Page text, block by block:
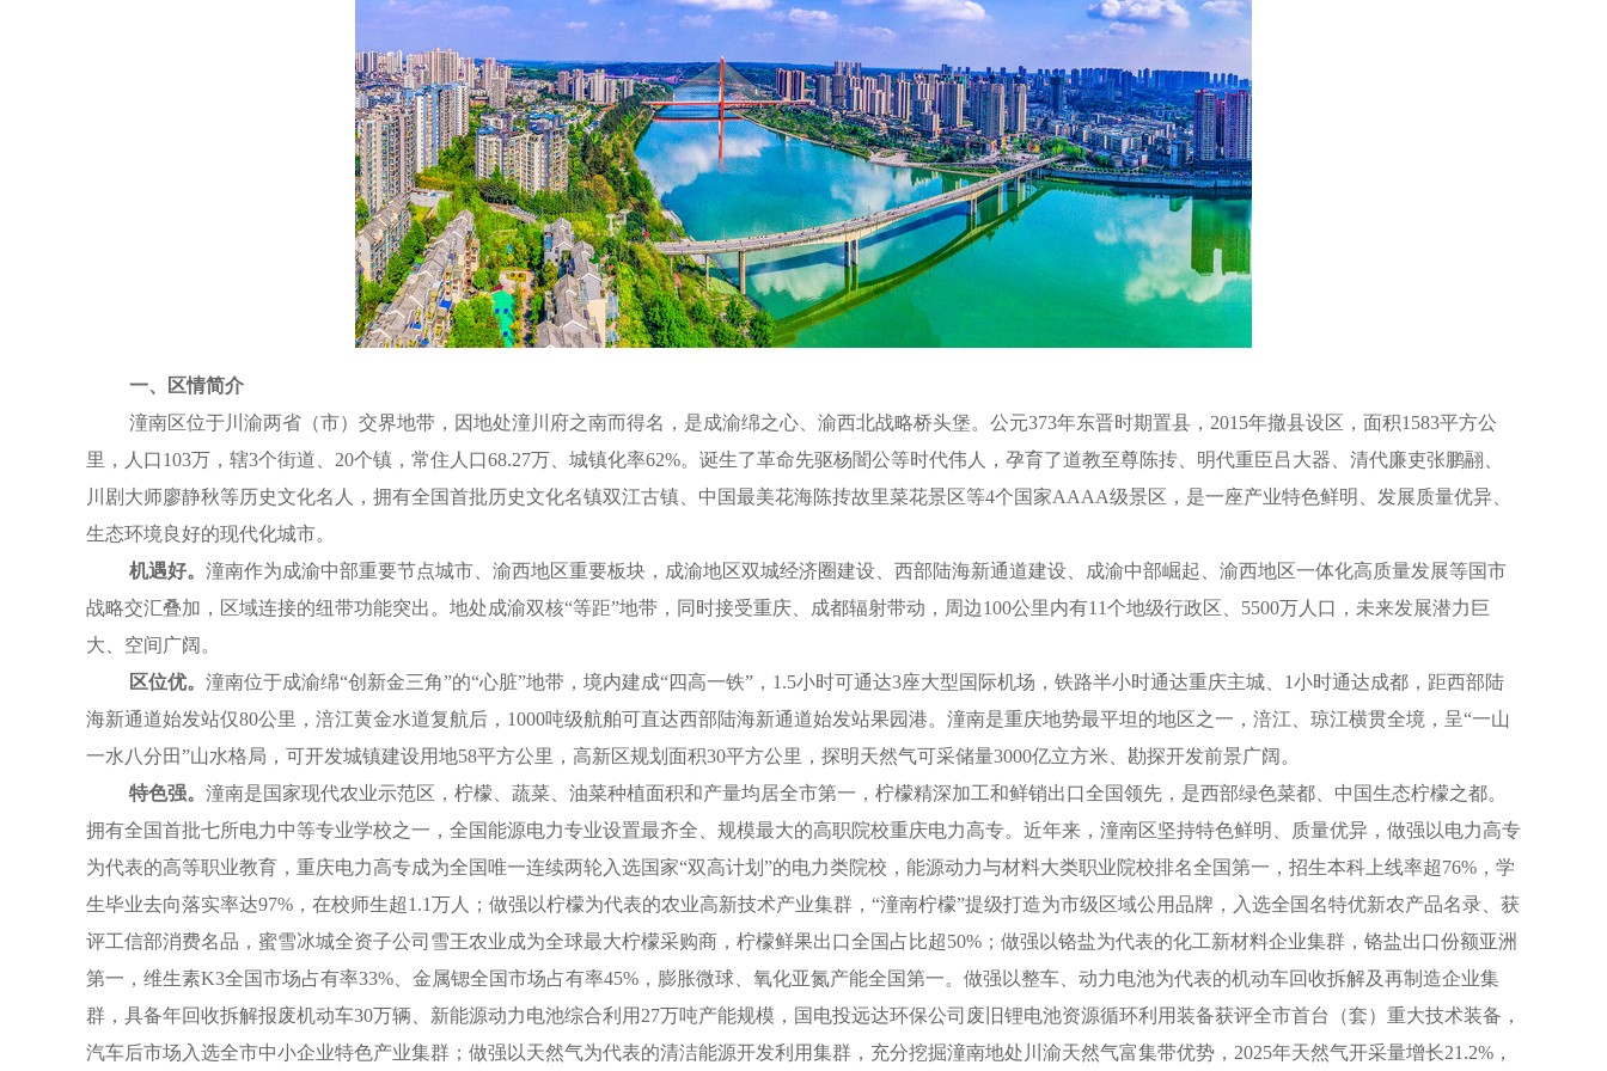
一、区情简介
潼南区位于川渝两省（市）交界地带，因地处潼川府之南而得名，是成渝绵之心、渝西北战略桥头堡。公元373年东晋时期置县，2015年撤县设区，面积1583平方公
里，人口103万，辖3个街道、20个镇，常住人口68.27万、城镇化率62%。诞生了革命先驱杨闇公等时代伟人，孕育了道教至尊陈抟、明代重臣吕大器、清代廉吏张鹏翮、
川剧大师廖静秋等历史文化名人，拥有全国首批历史文化名镇双江古镇、中国最美花海陈抟故里菜花景区等4个国家AAAA级景区，是一座产业特色鲜明、发展质量优异、
生态环境良好的现代化城市。
机遇好。 潼南作为成渝中部重要节点城市、渝西地区重要板块，成渝地区双城经济圈建设、西部陆海新通道建设、成渝中部崛起、渝西地区一体化高质量发展等国市
战略交汇叠加，区域连接的纽带功能突出。地处成渝双核“等距”地带，同时接受重庆、成都辐射带动，周边100公里内有11个地级行政区、5500万人口，未来发展潜力巨
大、空间广阔。
区位优。 潼南位于成渝绵“创新金三角”的“心脏”地带，境内建成“四高一铁”，1.5小时可通达3座大型国际机场，铁路半小时通达重庆主城、1小时通达成都，距西部陆
海新通道始发站仅80公里，涪江黄金水道复航后，1000吨级航舶可直达西部陆海新通道始发站果园港。潼南是重庆地势最平坦的地区之一，涪江、琼江横贯全境，呈“一山
一水八分田”山水格局，可开发城镇建设用地58平方公里，高新区规划面积30平方公里，探明天然气可采储量3000亿立方米、勘探开发前景广阔。
特色强。 潼南是国家现代农业示范区，柠檬、蔬菜、油菜种植面积和产量均居全市第一，柠檬精深加工和鲜销出口全国领先，是西部绿色菜都、中国生态柠檬之都。
拥有全国首批七所电力中等专业学校之一，全国能源电力专业设置最齐全、规模最大的高职院校重庆电力高专。近年来，潼南区坚持特色鲜明、质量优异，做强以电力高专
为代表的高等职业教育，重庆电力高专成为全国唯一连续两轮入选国家“双高计划”的电力类院校，能源动力与材料大类职业院校排名全国第一，招生本科上线率超76%，学
生毕业去向落实率达97%，在校师生超1.1万人；做强以柠檬为代表的农业高新技术产业集群，“潼南柠檬”提级打造为市级区域公用品牌，入选全国名特优新农产品名录、获
评工信部消费名品，蜜雪冰城全资子公司雪王农业成为全球最大柠檬采购商，柠檬鲜果出口全国占比超50%；做强以铬盐为代表的化工新材料企业集群，铬盐出口份额亚洲
第一，维生素K3全国市场占有率33%、金属锶全国市场占有率45%，膨胀微球、氧化亚氮产能全国第一。做强以整车、动力电池为代表的机动车回收拆解及再制造企业集
群，具备年回收拆解报废机动车30万辆、新能源动力电池综合利用27万吨产能规模，国电投远达环保公司废旧锂电池资源循环利用装备获评全市首台（套）重大技术装备，
汽车后市场入选全市中小企业特色产业集群；做强以天然气为代表的清洁能源开发利用集群，充分挖掘潼南地处川渝天然气富集带优势，2025年天然气开采量增长21.2%，